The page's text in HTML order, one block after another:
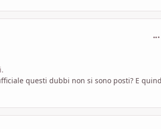
questi dubbi non si sono posti? E